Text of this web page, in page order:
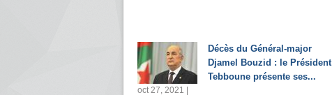
Décès du Général-major
Djamel Bouzid : le Président
Tebboune présente ses...
oct 27, 2021 |